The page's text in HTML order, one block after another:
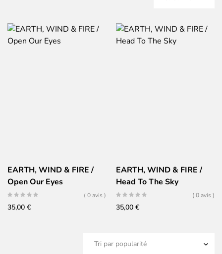
EARTH, WIND & FIRE ‎/
Open Our Eyes
( 0 avis )
35,00 €
EARTH, WIND & FIRE ‎/
Head To The Sky
( 0 avis )
35,00 €